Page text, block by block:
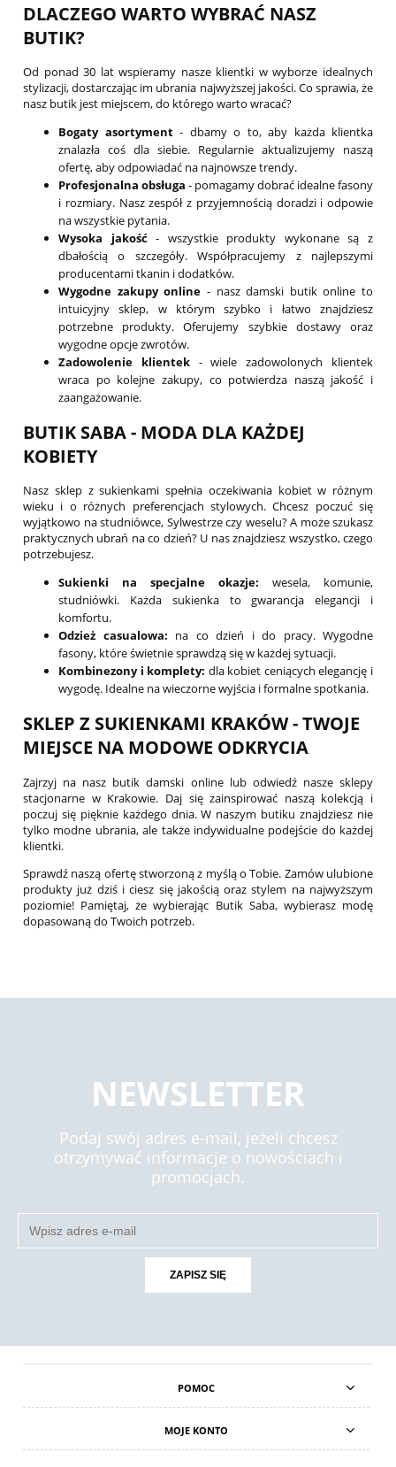
DLACZEGO WARTO WYBRAĆ NASZ
BUTIK?
Od ponad 30 lat wspieramy nasze klientki w wyborze idealnych
stylizacji, dostarczając im ubrania najwyższej jakości. Co sprawia, że
nasz butik jest miejscem, do którego warto wracać?
Bogaty asortyment- dbamy o to, aby każda klientka
znalazła coś dla siebie. Regularnie aktualizujemy naszą
ofertę, aby odpowiadać na najnowsze trendy.
Profesjonalna obsługa - pomagamy dobrać idealne fasony
i rozmiary. Nasz zespół z przyjemnością doradzi i odpowie
na wszystkie pytania.
Wysoka jakość- wszystkie produkty wykonane są z
dbałością o szczegóły. Współpracujemy z najlepszymi
producentami tkanin i dodatków.
Wygodne zakupy online - nasz damski butik online to
intuicyjny sklep, w którym szybko i łatwo znajdziesz
potrzebne produkty. Oferujemy szybkie dostawy oraz
wygodne opcje zwrotów.
Zadowolenie klientek- wiele zadowolonych klientek
wraca po kolejne zakupy, co potwierdza naszą jakość i
zaangażowanie.
BUTIK SABA - MODA DLA KAŻDEJ
KOBIETY
Nasz sklep z sukienkami spełnia oczekiwania kobiet w różnym
wieku i o różnych preferencjach stylowych. Chcesz poczuć się
wyjątkowo na studniówce, Sylwestrze czy weselu? A może szukasz
praktycznych ubrań na co dzień? U nas znajdziesz wszystko, czego
potrzebujesz.
Sukienki na specjalne okazje: wesela, komunie,
studniówki. Każda sukienka to gwarancja elegancji i
komfortu.
Odzież casualowa: na co dzień i do pracy. Wygodne
fasony, które świetnie sprawdzą się w każdej sytuacji.
Kombinezony i komplety: dla kobiet ceniących elegancję i
wygodę. Idealne na wieczorne wyjścia i formalne spotkania.
SKLEP Z SUKIENKAMI KRAKÓW - TWOJE
MIEJSCE NA MODOWE ODKRYCIA
Zajrzyj na nasz butik damski online lub odwiedź nasze sklepy
stacjonarne w Krakowie. Daj się zainspirować naszą kolekcją i
poczuj się pięknie każdego dnia. W naszym butiku znajdziesz nie
tylko modne ubrania, ale także indywidualne podejście do każdej
klientki.
Sprawdź naszą ofertę stworzoną z myślą o Tobie. Zamów ulubione
produkty już dziś i ciesz się jakością oraz stylem na najwyższym
poziomie! Pamiętaj, że wybierając Butik Saba, wybierasz modę
dopasowaną do Twoich potrzeb.
NEWSLETTER
Podaj swój adres e-mail, jeżeli chcesz
otrzymywać informacje o nowościach i
promocjach.
ZAPISZ SIĘ
POMOC
MOJE KONTO